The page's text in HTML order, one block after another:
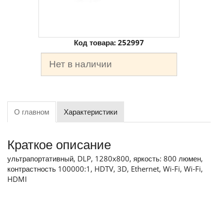
Код товара: 252997
Нет в наличии
О главном Характеристики
Краткое описание
ультрапортативный, DLP, 1280x800, яркость: 800 люмен,
контрастность 100000:1, HDTV, 3D, Ethernet, Wi-Fi, Wi-Fi,
HDMI